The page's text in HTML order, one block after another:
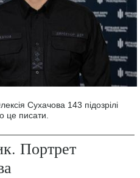
Сухачова 143 підозрілі
це писати.
Портрет